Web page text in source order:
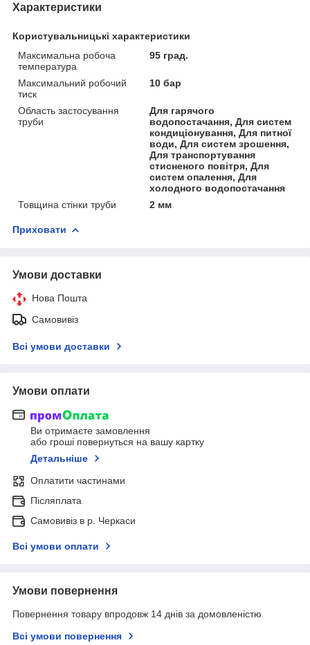
Характеристики
Користувальницькі характеристики
Максимальна робоча
температура
95 град.
Максимальний робочий
тиск
10 бар
Область застосування
труби
Для гарячого
водопостачання, Для систем
кондиціонування, Для питної
води, Для систем зрошення,
Для транспортування
стисненого повітря, Для
систем опалення, Для
холодного водопостачання
Товщина стінки труби
2 мм
Приховати
Умови доставки
Нова Пошта
Самовивіз
Всі умови доставки
Умови оплати
Ви отримаєте замовлення
або гроші повернуться на вашу картку
Детальніше
Оплатити частинами
Післяплата
Самовивіз в р. Черкаси
Всі умови оплати
Умови повернення
Повернення товару впродовж 14 днів за домовленістю
Всі умови повернення